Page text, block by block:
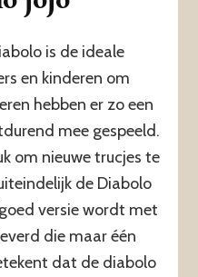
is de ideale
en kinderen om
hebben er zo een
mee gespeeld.
om nieuwe trucjes te
de Diabolo
versie wordt met
die maar één
dat de diabolo